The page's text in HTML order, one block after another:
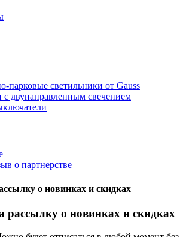
парковые светильники от Gauss
с двунаправленным свечением
о партнерстве
о новинках и скидках
рассылку о новинках и скидках